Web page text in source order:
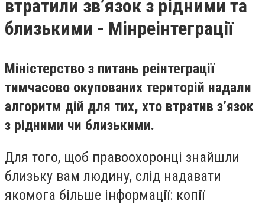
втратили зв’язок з рідними та
близькими - Мінреінтеграції
Міністерство з питань реінтеграції
тимчасово окупованих територій надали
алгоритм дій для тих, хто втратив з’язок
з рідними чи близькими.
Для того, щоб правоохоронці знайшли
близьку вам людину, слід надавати
якомога більше інформації: копії